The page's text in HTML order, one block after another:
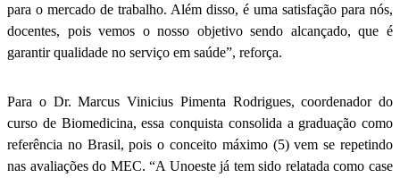
para o mercado de trabalho. Além disso, é uma satisfação para nós,
docentes, pois vemos o nosso objetivo sendo alcançado, que é
garantir qualidade no serviço em saúde”, reforça.
Para o Dr. Marcus Vinicius Pimenta Rodrigues, coordenador do
curso de Biomedicina, essa conquista consolida a graduação como
referência no Brasil, pois o conceito máximo (5) vem se repetindo
nas avaliações do MEC. “A Unoeste já tem sido relatada como case